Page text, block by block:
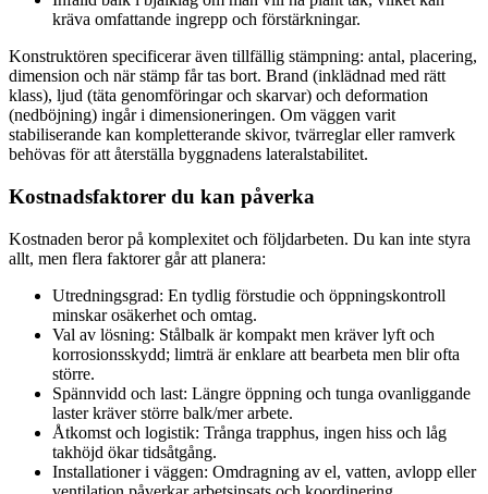
kräva omfattande ingrepp och förstärkningar.
Konstruktören specificerar även tillfällig stämpning: antal, placering,
dimension och när stämp får tas bort. Brand (inklädnad med rätt
klass), ljud (täta genomföringar och skarvar) och deformation
(nedböjning) ingår i dimensioneringen. Om väggen varit
stabiliserande kan kompletterande skivor, tvärreglar eller ramverk
behövas för att återställa byggnadens lateralstabilitet.
Kostnadsfaktorer du kan påverka
Kostnaden beror på komplexitet och följdarbeten. Du kan inte styra
allt, men flera faktorer går att planera:
Utredningsgrad: En tydlig förstudie och öppningskontroll
minskar osäkerhet och omtag.
Val av lösning: Stålbalk är kompakt men kräver lyft och
korrosionsskydd; limträ är enklare att bearbeta men blir ofta
större.
Spännvidd och last: Längre öppning och tunga ovanliggande
laster kräver större balk/mer arbete.
Åtkomst och logistik: Trånga trapphus, ingen hiss och låg
takhöjd ökar tidsåtgång.
Installationer i väggen: Omdragning av el, vatten, avlopp eller